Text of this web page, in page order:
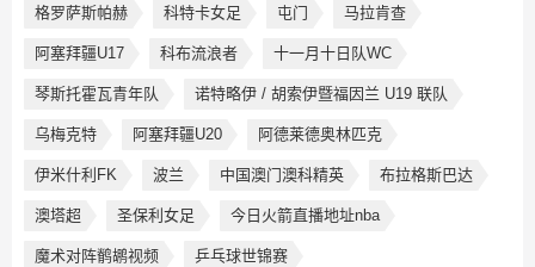
格罗萨斯帕赫 科特卡女足 屯门 马拉肯查
阿塞拜疆U17 科布流浪者 十一月十日队WC
琴斯托霍瓦青年队 诺特略伊 / 胡索伊暨福因兰 U19 联队
乌梅克特 阿塞拜疆U20 阿德莱德奥林匹克
伊米什利FK 波兰 中国澳门澳科精英 布拉格斯巴达
澳塔超 圣保利女足 今日火箭直播地址nba
魔术对阵鹡鹕视频 乒乓球世锦赛